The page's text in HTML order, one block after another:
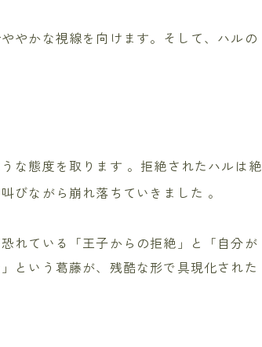
やかな視線を向けます。そして、ハルの
な態度を取ります 。拒絶されたハルは絶
びながら崩れ落ちていきました 。
れている「王子からの拒絶」と「自分が
という葛藤が、残酷な形で具現化された